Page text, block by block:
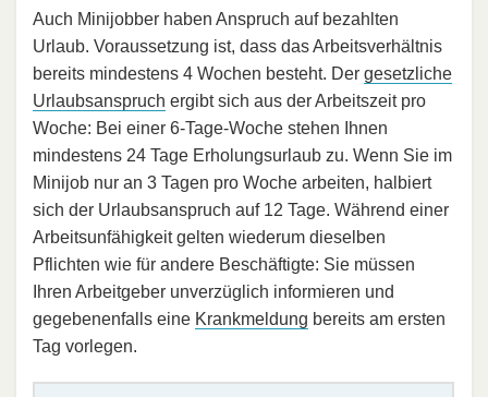
Auch Minijobber haben Anspruch auf bezahlten
Urlaub. Voraussetzung ist, dass das Arbeitsverhältnis
bereits mindestens 4 Wochen besteht. Der gesetzliche
Urlaubsanspruch ergibt sich aus der Arbeitszeit pro
Woche: Bei einer 6-Tage-Woche stehen Ihnen
mindestens 24 Tage Erholungsurlaub zu. Wenn Sie im
Minijob nur an 3 Tagen pro Woche arbeiten, halbiert
sich der Urlaubsanspruch auf 12 Tage. Während einer
Arbeitsunfähigkeit gelten wiederum dieselben
Pflichten wie für andere Beschäftigte: Sie müssen
Ihren Arbeitgeber unverzüglich informieren und
gegebenenfalls eine Krankmeldung bereits am ersten
Tag vorlegen.